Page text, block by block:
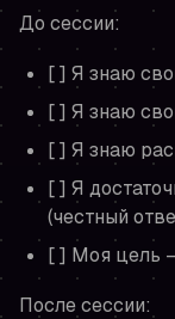
До сессии:
[ ] Я знаю
[ ] Я знаю
[ ] Я знаю
[ ] Я
(честный
[ ] Моя цель
После сессии: